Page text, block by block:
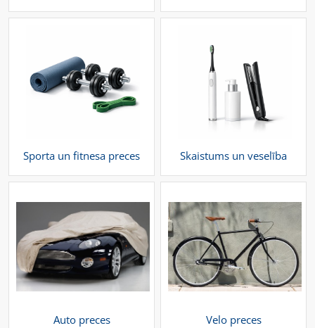
Sporta un fitnesa preces Skaistums un veselība
Auto preces Velo preces